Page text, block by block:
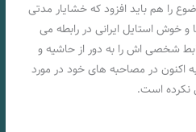
را هم باید افزود که خشایار مدتی
و خوش استایل ایرانی در رابطه می‌
شخصی‌ اش را به دور از حاشیه و
اکنون در مصاحبه های خود در مورد
نکرده است.